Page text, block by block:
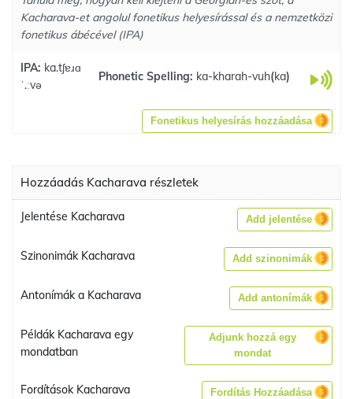
Kacharava-et angolul fonetikus helyesírással és a nemzetközi
fonetikus ábécével (IPA)
IPA: ka.tʃɐɹɑ
ˈ.ːvə
Phonetic Spelling: ka-kharah-vuh(ka)
Fonetikus helyesírás hozzáadása
Hozzáadás Kacharava részletek
Jelentése Kacharava Add jelentése
Szinonimák Kacharava Add szinonimák
Antonímák a Kacharava Add antonímák
Példák Kacharava egy
mondatban
Adjunk hozzá egy
mondat
Fordítások Kacharava Fordítás Hozzáadása